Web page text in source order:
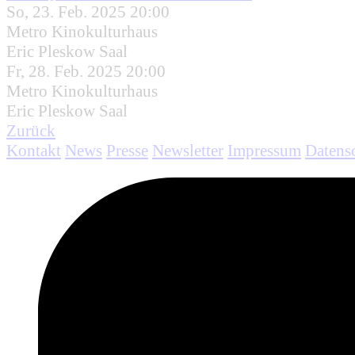
So, 23. Feb. 2025 20:00
Metro Kinokulturhaus
Eric Pleskow Saal
Fr, 28. Feb. 2025 20:00
Metro Kinokulturhaus
Eric Pleskow Saal
Zurück
Kontakt News Presse Newsletter Impressum